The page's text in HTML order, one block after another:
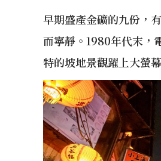
早期盛產金礦的九份，
而寧靜。1980年代末，
特的坡地景觀躍上大螢